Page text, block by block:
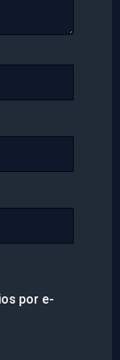
por e-